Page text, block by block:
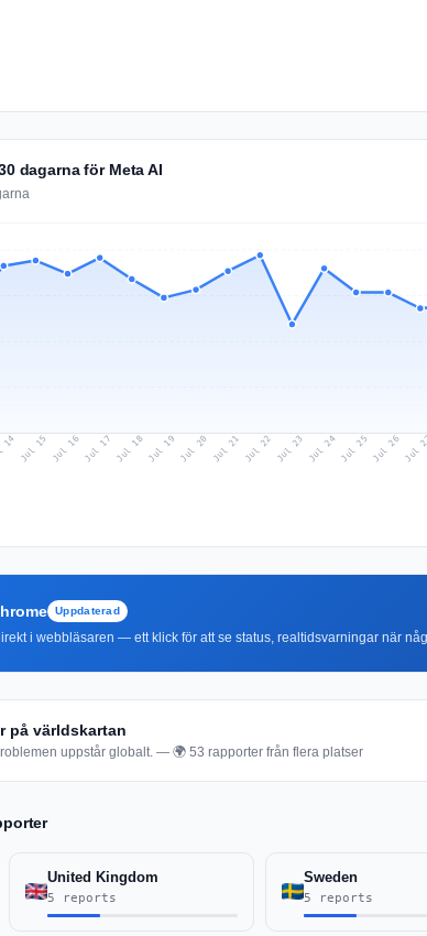
dagarna för Meta AI
Jul 15 Jul 16Jul 17 Jul 18Jul 19 Jul 20 Jul 21 Jul 22 Jul 23 Jul 24Jul 25 Jul 26Jul
Uppdaterad
i webbläsaren — ett klick för att se status, realtidsvarningar när
på världskartan
uppstår globalt. — 🌍 53 rapporter från flera platser
United Kingdom
5 reports
Sweden
5 reports